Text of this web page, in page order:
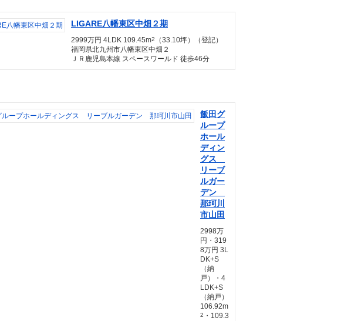
LIGARE八幡東区中畑２期
2999万円 4LDK 109.45m2
（33.10坪）（登記）
福岡県北九州市八幡東区中畑２
ＪＲ鹿児島本線 スペースワールド 徒歩46分
飯田グ
ループ
ホール
ディン
グス
リーブ
ルガー
デン
那珂川
市山田
2998万
円・319
8万円 3L
DK+S
（納
戸）・4
LDK+S
（納戸）
106.92m
2 ・109.3